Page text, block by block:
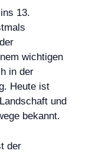
13.
wichtigen
in der
Heute ist
und
bekannt.
der